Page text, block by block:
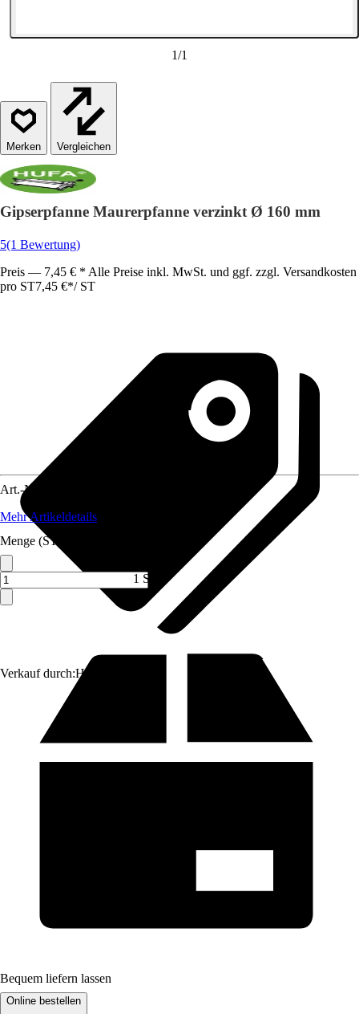
1/1
Vergleichen
Gipserpfanne Maurerpfanne verzinkt Ø 160 mm
5(1 Bewertung)
Preis — 7,45 € * Alle Preise inkl. MwSt. und ggf. zzgl. Versandkosten
pro ST7,45 €*/ ST
Verkauf durch:HORNBACH
Art.-Nr.
Mehr Artikeldetails
Menge (ST)
1 ST
Bequem liefern lassen
Online bestellen